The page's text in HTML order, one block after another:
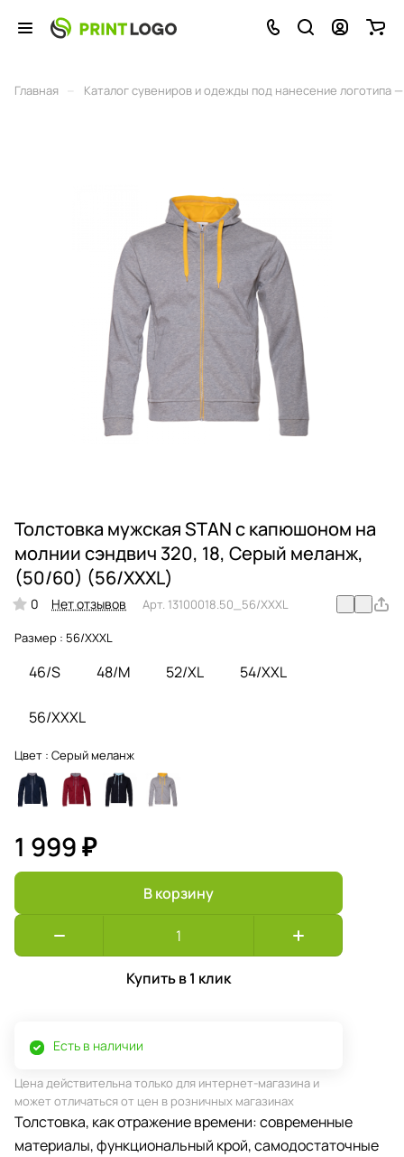
Главная Каталог сувениров и одежды под нанесение логотипа
Толстовка мужская STAN с капюшоном на
молнии сэндвич 320, 18, Серый меланж,
(50/60) (56/XXXL)
0 Нет отзывов Арт. 13100018.50_56/XXXL
Размер : 56/XXXL
46/S 48/M 52/XL 54/XXL
56/XXXL
Цвет : Серый меланж
1 999 ₽
В корзину
Купить в 1 клик
Есть в наличии
Цена действительна только для интернет-магазина и
может отличаться от цен в розничных магазинах
Толстовка, как отражение времени: современные
материалы, функциональный крой, самодостаточные